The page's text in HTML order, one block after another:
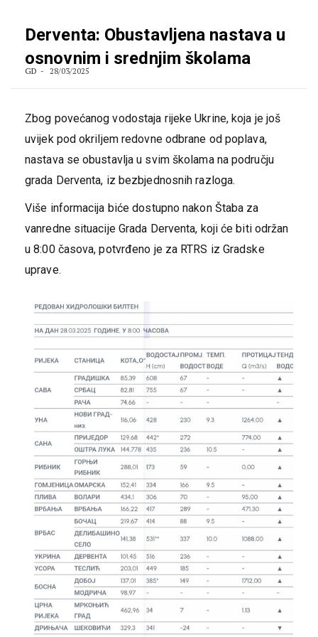
Derventa: Obustavljena nastava u
osnovnim i srednjim školama
GD 28/03/2025
Zbog povećanog vodostaja rijeke Ukrine, koja je još
uvijek pod okriljem redovne odbrane od poplava,
nastava se obustavlja u svim školama na području
grada Derventa, iz bezbjednosnih razloga.
Više informacija biće dostupno nakon Štaba za
vanredne situacije Grada Derventa, koji će biti održan
u 8:00 časova, potvrđeno je za RTRS iz Gradske
uprave.